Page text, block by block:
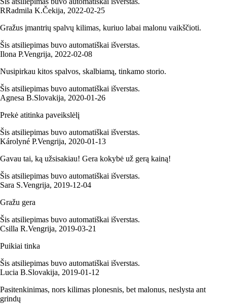
RRadmila K.Čekija, 2022‑02‑25
Gražus įmantrių spalvų kilimas, kuriuo labai malonu vaikščioti.
Šis atsiliepimas buvo automatiškai išverstas.
Ilona P.Vengrija, 2022‑02‑08
Nusipirkau kitos spalvos, skalbiamą, tinkamo storio.
Šis atsiliepimas buvo automatiškai išverstas.
Agnesa B.Slovakija, 2020‑01‑26
Prekė atitinka paveikslėlį
Šis atsiliepimas buvo automatiškai išverstas.
Károlyné P.Vengrija, 2020‑01‑13
Gavau tai, ką užsisakiau! Gera kokybė už gerą kainą!
Šis atsiliepimas buvo automatiškai išverstas.
Sara S.Vengrija, 2019‑12‑04
Gražu gera
Šis atsiliepimas buvo automatiškai išverstas.
Csilla R.Vengrija, 2019‑03‑21
Puikiai tinka
Šis atsiliepimas buvo automatiškai išverstas.
Lucia B.Slovakija, 2019‑01‑12
Pasitenkinimas, nors kilimas plonesnis, bet malonus, neslysta ant
grindų